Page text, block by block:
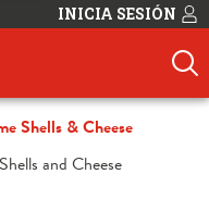
INICIA SESIÓN
Shells & Cheese
and Cheese